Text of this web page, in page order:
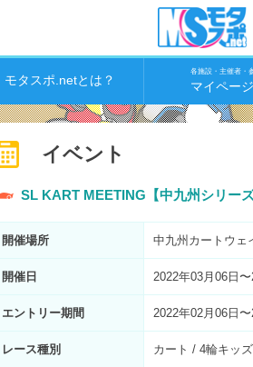
モタスポ.netとは？
各施設・主催者・
マイページ
イベント
SL KART MEETING【中九州シリー
開催場所 中九州カートウェ
開催日 2022年03月06日
エントリー期間 2022年02月06日
レース種別 カート / 4輪キッズ